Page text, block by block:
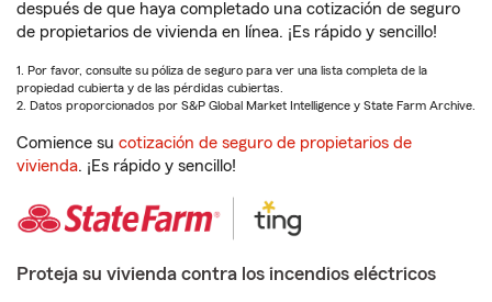
después de que haya completado una cotización de seguro
de propietarios de vivienda en línea. ¡Es rápido y sencillo!
1. Por favor, consulte su póliza de seguro para ver una lista completa de la
propiedad cubierta y de las pérdidas cubiertas.
2. Datos proporcionados por S&P Global Market Intelligence y State Farm Archive.
Comience su cotización de seguro de propietarios de
vivienda. ¡Es rápido y sencillo!
Proteja su vivienda contra los incendios eléctricos